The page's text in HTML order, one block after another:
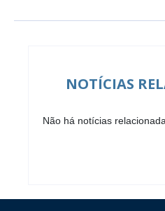
NOTÍCIAS
Não há notícias